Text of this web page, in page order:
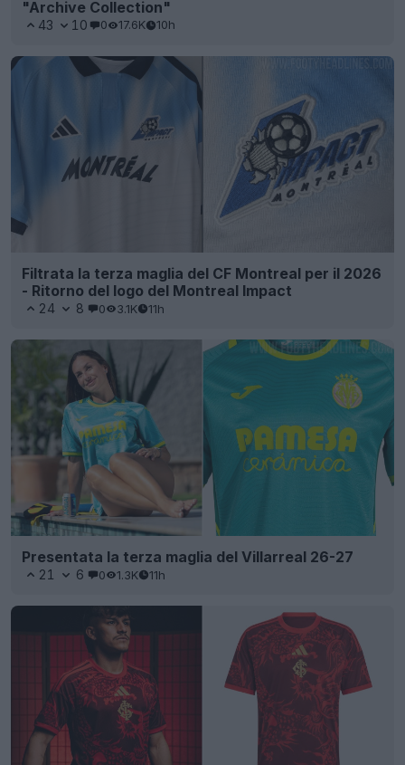
"Archive Collection"
43 10 0 17.6K 10h
Filtrata la terza maglia del CF Montreal per il 2026
- Ritorno del logo del Montreal Impact
24 8 0 3.1K 11h
Presentata la terza maglia del Villarreal 26-27
21 6 0 1.3K 11h